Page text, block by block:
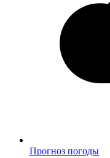
Прогноз погоды